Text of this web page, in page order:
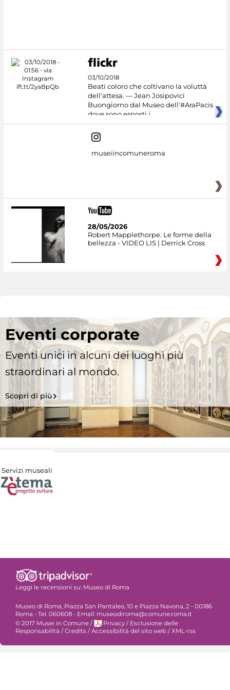
03/10/2018
Beati coloro che coltivano la voluttà
dell'attesa. — Jean Josipovici
Buongiorno dal Museo dell'#AraPacis
dove sono esposti i
museiincomuneroma
28/05/2026
Robert Mapplethorpe. Le forme della
bellezza - VIDEO LIS | Derrick Cross
Eventi corporate
Eventi unici in alcuni dei luoghi più
straordinari al mondo.
Scopri di più
Servizi museali
Leggi le recensioni su: Museo di Roma
Museo di Roma, Piazza San Pantaleo, 10 e Piazza Navona, 2 - 00186
Roma - Tel. 060608 - Email: museodiroma@comune.roma.it
© 2017 Musei in Comune / Privacy / Esclusione delle
Responsabilità /Credits /Accessibilità del sito web /XML-rss